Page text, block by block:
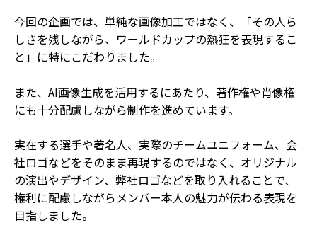
今回の企画では、単純な画像加工ではなく、「その人ら
しさを残しながら、ワールドカップの熱狂を表現するこ
と」に特にこだわりました。
また、AI画像生成を活用するにあたり、著作権や肖像権
にも十分配慮しながら制作を進めています。
実在する選手や著名人、実際のチームユニフォーム、会
社ロゴなどをそのまま再現するのではなく、オリジナル
の演出やデザイン、弊社ロゴなどを取り入れることで、
権利に配慮しながらメンバー本人の魅力が伝わる表現を
目指しました。